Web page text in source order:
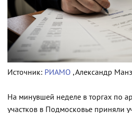
Источник: РИАМО , Александр
На минувшей неделе в торгах по
участков в Подмосковье приняли